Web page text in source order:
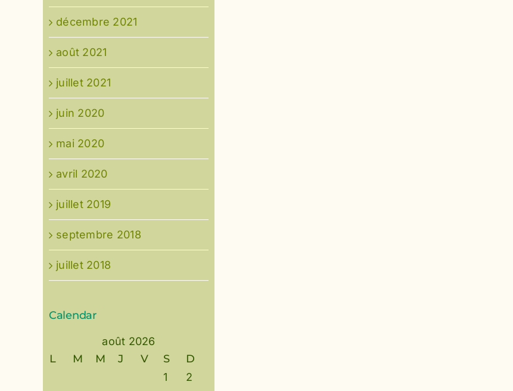
décembre 2021
août 2021
juillet 2021
juin 2020
mai 2020
avril 2020
juillet 2019
septembre 2018
juillet 2018
Calendar
août 2026
L M M J V S D
1
2